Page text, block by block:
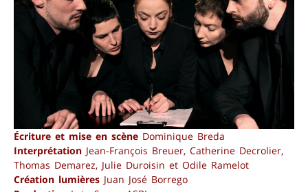
Écriture et mise en scène Dominique Breda
Interprétation Jean-François Breuer, Catherine Decrolier,
Thomas Demarez, Julie Duroisin et Odile Ramelot
Création lumières Juan José Borrego